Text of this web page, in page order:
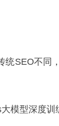
统SEO不同
模型深度